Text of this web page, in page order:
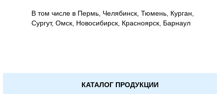
В том числе в Пермь, Челябинск, Тюмень, Курган,
Сургут, Омск, Новосибирск, Красноярск, Барнаул
КАТАЛОГ ПРОДУКЦИИ